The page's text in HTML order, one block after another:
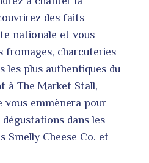
des faits
nationale et vous
fromages, charcuteries
les plus authentiques du
à The Market Stall,
vous emmènera pour
dans les
Smelly Cheese Co. et